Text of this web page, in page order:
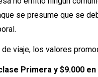
se presume que se
viaje, los valores
Primera y $9.000